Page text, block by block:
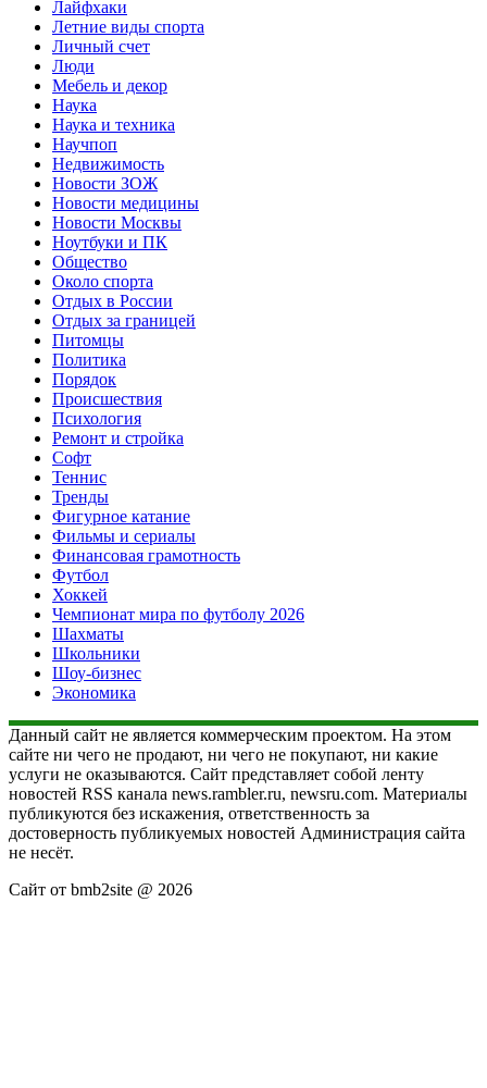
Лайфхаки
Летние виды спорта
Личный счет
Люди
Мебель и декор
Наука
Наука и техника
Научпоп
Недвижимость
Новости ЗОЖ
Новости медицины
Новости Москвы
Ноутбуки и ПК
Общество
Около спорта
Отдых в России
Отдых за границей
Питомцы
Политика
Порядок
Происшествия
Психология
Ремонт и стройка
Софт
Теннис
Тренды
Фигурное катание
Фильмы и сериалы
Финансовая грамотность
Футбол
Хоккей
Чемпионат мира по футболу 2026
Шахматы
Школьники
Шоу-бизнес
Экономика
Данный сайт не является коммерческим проектом. На этом
сайте ни чего не продают, ни чего не покупают, ни какие
услуги не оказываются. Сайт представляет собой ленту
новостей RSS канала news.rambler.ru, newsru.com. Материалы
публикуются без искажения, ответственность за
достоверность публикуемых новостей Администрация сайта
не несёт.
Сайт от bmb2site @ 2026